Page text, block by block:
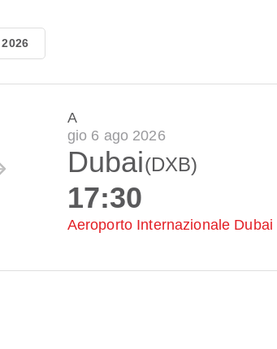
A
gio 6 ago 2026
Dubai(DXB)
17:30
Aeroporto Internazionale Dubai